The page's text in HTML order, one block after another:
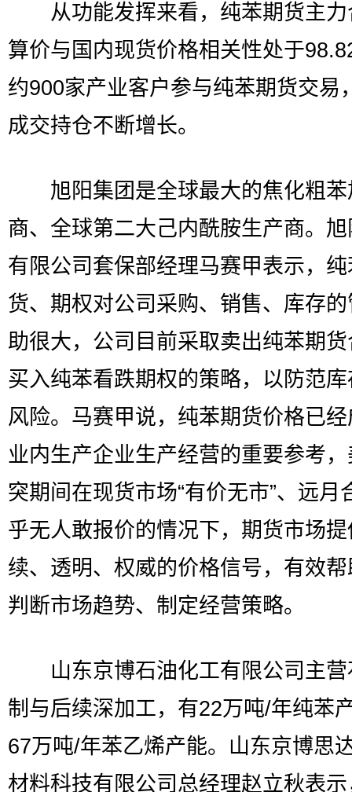
从功能发挥来看，纯苯期货主力
算价与国内现货价格相关性处于
约900家产业客户参与纯苯期货交易
成交持仓不断增长。
旭阳集团是全球最大的焦化粗苯
商、全球第二大己内酰胺生产商。
有限公司套保部经理马赛甲表示，
货、期权对公司采购、销售、库存
助很大，公司目前采取卖出纯苯期
买入纯苯看跌期权的策略，以防范
风险。马赛甲说，纯苯期货价格已
业内生产企业生产经营的重要参考
突期间在现货市场“有价无市”、远月
乎无人敢报价的情况下，期货市场
续、透明、权威的价格信号，有效
判断市场趋势、制定经营策略。
山东京博石油化工有限公司主营
制与后续深加工，有22万吨/年纯苯
67万吨/年苯乙烯产能。山东京博思
材料科技有限公司总经理赵立秋表